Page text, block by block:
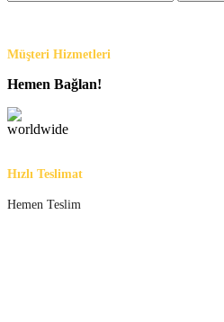
Müşteri Hizmetleri
Hemen Bağlan!
Hızlı Teslimat
Hemen Teslim